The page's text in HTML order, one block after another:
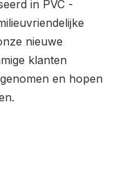
in PVC -
nieuwe
klanten
en hopen